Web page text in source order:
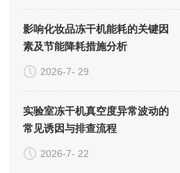
影响化妆品冻干机能耗的关键因
素及节能降耗措施分析
2026-7- 29
实验室冻干机真空度异常波动的
常见诱因与排查流程
2026-7- 22